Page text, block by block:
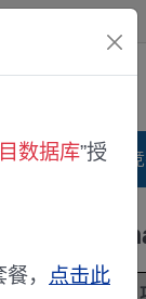
南库 奖项
RNA-
数据库”授
， 点击此